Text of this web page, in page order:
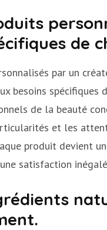
de
par un
besoins spécifiques
de la beauté
et les
produit devient
satisfaction